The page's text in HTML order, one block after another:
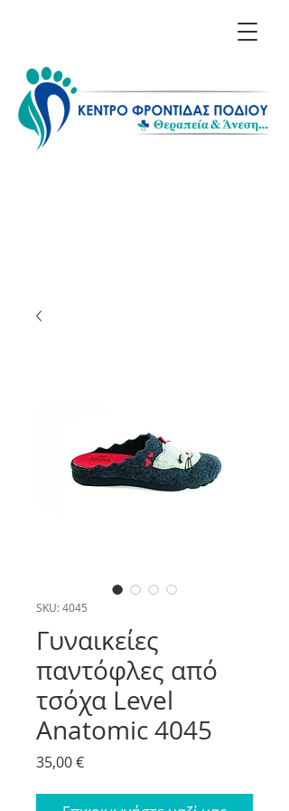
SKU: 4045
Γυναικείες
παντόφλες από
τσόχα Level
Anatomic 4045
35,00 €Price